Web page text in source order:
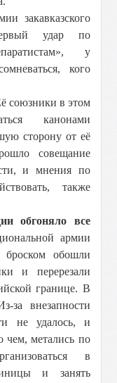
закавказского
удар по
у
кого
союзники в этом
канонами
сторону от её
совещание
и мнения по
также
обгоняло все
армии
броском обошли
и перерезали
границе. В
за внезапности
не удалось, и
чем, метались по
в
и занять